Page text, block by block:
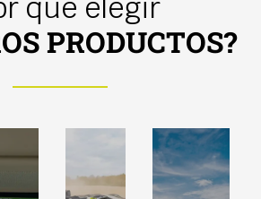
qué elegir
PRODUCTOS?